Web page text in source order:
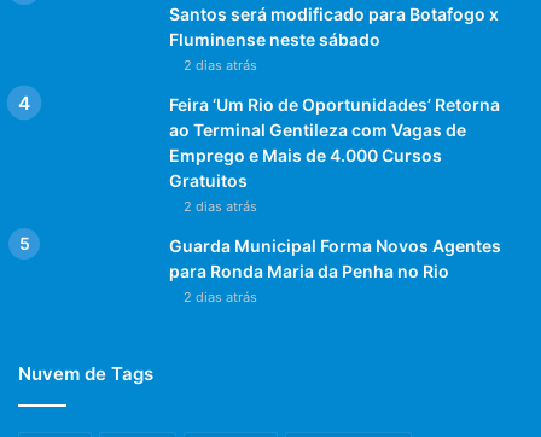
Santos será modificado para Botafogo x
Fluminense neste sábado
2 dias atrás
Feira ‘Um Rio de Oportunidades’ Retorna
ao Terminal Gentileza com Vagas de
Emprego e Mais de 4.000 Cursos
Gratuitos
2 dias atrás
Guarda Municipal Forma Novos Agentes
para Ronda Maria da Penha no Rio
2 dias atrás
Nuvem de Tags